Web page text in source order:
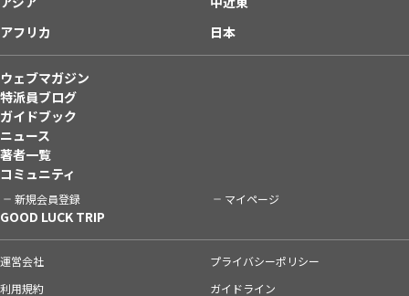
アフリカ
日本
ウェブマガジン
特派員ブログ
ガイドブック
ニュース
著者一覧
コミュニティ
新規会員登録 マイページ
GOOD LUCK TRIP
運営会社
プライバシーポリシー
利用規約
ガイドライン